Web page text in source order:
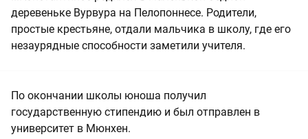
деревеньке Вурвура на Пелопоннесе. Родители,
простые крестьяне, отдали мальчика в школу, где его
незаурядные способности заметили учителя.
По окончании школы юноша получил
государственную стипендию и был отправлен в
университет в Мюнхен.